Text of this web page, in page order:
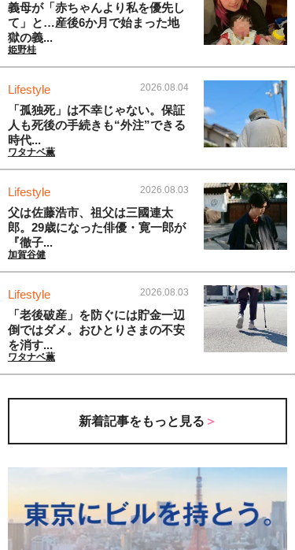
義母が「赤ちゃんより私を優先し
て」と…産後6か月で始まった地
獄の義...
姫野桂
Lifestyle 2026.08.04
「孤独死」は不幸じゃない。保証
人も死後の手続きも“外注”できる
時代...
ワタナベ薫
Lifestyle 2026.08.03
父は佐藤浩市、祖父は三國連太
郎。29歳になった俳優・寛一郎が
『徹子...
加賀谷健
Lifestyle 2026.08.03
「老後破産」を防ぐには貯金一辺
倒ではダメ。おひとりさまの不安
を消す...
ワタナベ薫
新着記事をもっと見る